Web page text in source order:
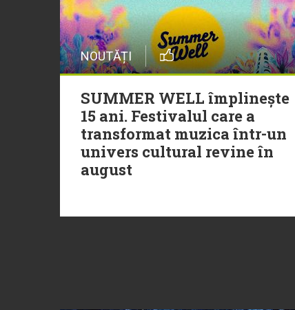
NOUTĂȚI
SUMMER WELL împlinește
15 ani. Festivalul care a
transformat muzica într-un
univers cultural revine în
august